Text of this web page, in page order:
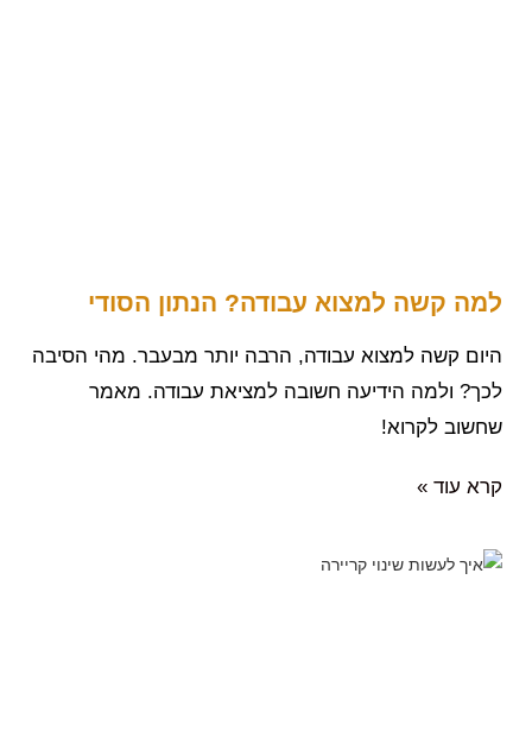
למה קשה למצוא עבודה? הנתון הסודי
היום קשה למצוא עבודה, הרבה יותר מבעבר. מהי הסיבה
לכך? ולמה הידיעה חשובה למציאת עבודה. מאמר
שחשוב לקרוא!
קרא עוד »